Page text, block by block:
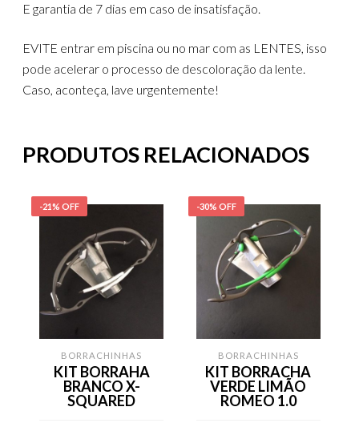
E garantia de 7 dias em caso de insatisfação.
EVITE entrar em piscina ou no mar com as LENTES, isso
pode acelerar o processo de descoloração da lente.
Caso, aconteça, lave urgentemente!
PRODUTOS RELACIONADOS
-21% OFF
BORRACHINHAS
KIT BORRAHA
BRANCO X-
SQUARED
-30% OFF
BORRACHINHAS
KIT BORRACHA
VERDE LIMÃO
ROMEO 1.0